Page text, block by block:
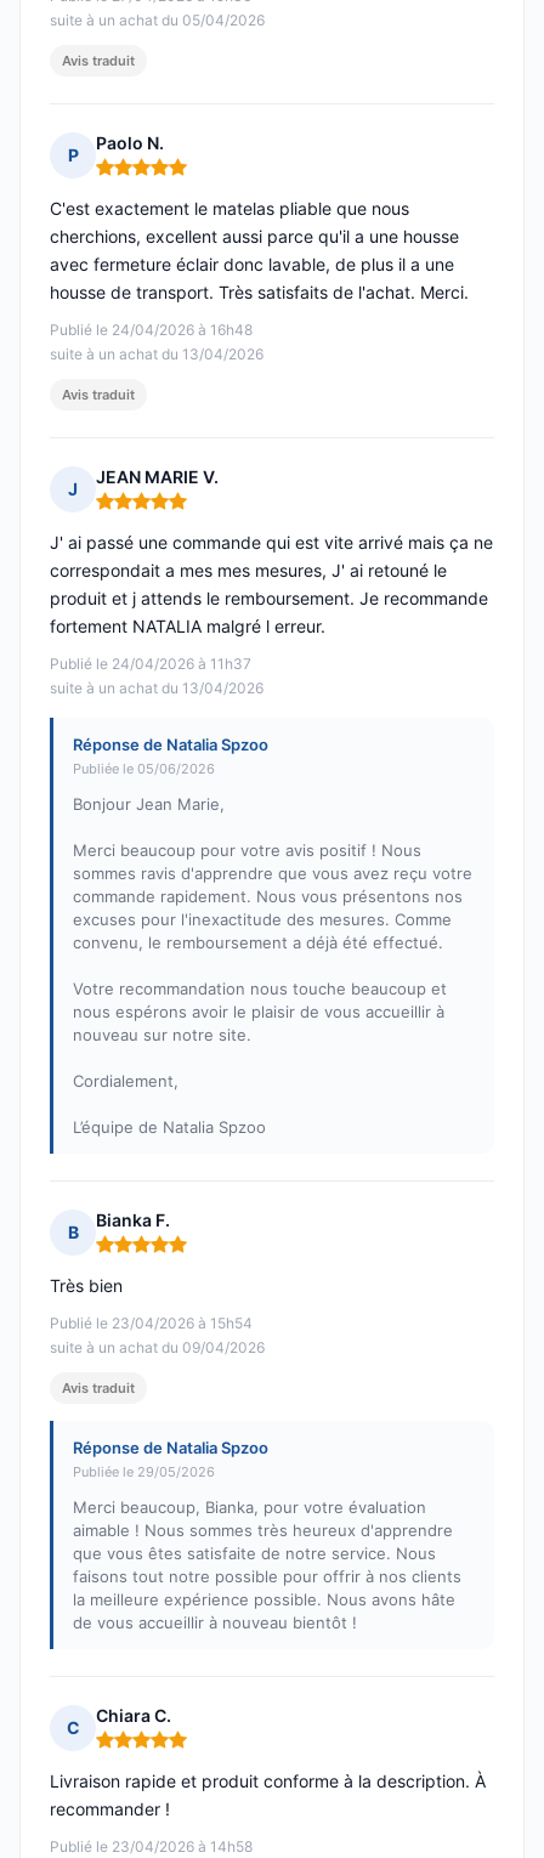
suite à un achat du 05/04/2026
Avis traduit
P
Paolo N.
Note : 5 sur 5
Publié le 24/04/2026 à 16h48
suite à un achat du 13/04/2026
C'est exactement le matelas pliable que nous
cherchions, excellent aussi parce qu'il a une housse
avec fermeture éclair donc lavable, de plus il a une
housse de transport. Très satisfaits de l'achat. Merci.
Avis traduit
J
JEAN MARIE V.
Note : 5 sur 5
Publié le 24/04/2026 à 11h37
suite à un achat du 13/04/2026
J' ai passé une commande qui est vite arrivé mais ça ne
correspondait a mes mes mesures, J' ai retouné le
produit et j attends le remboursement. Je recommande
fortement NATALIA malgré l erreur.
Réponse de Natalia Spzoo
Publiée le 05/06/2026
Bonjour Jean Marie,
Merci beaucoup pour votre avis positif ! Nous
sommes ravis d'apprendre que vous avez reçu votre
commande rapidement. Nous vous présentons nos
excuses pour l'inexactitude des mesures. Comme
convenu, le remboursement a déjà été effectué.
Votre recommandation nous touche beaucoup et
nous espérons avoir le plaisir de vous accueillir à
nouveau sur notre site.
Cordialement,
L’équipe de Natalia Spzoo
B
Bianka F.
Note : 5 sur 5
Publié le 23/04/2026 à 15h54
suite à un achat du 09/04/2026
Très bien
Avis traduit
Réponse de Natalia Spzoo
Publiée le 29/05/2026
Merci beaucoup, Bianka, pour votre évaluation
aimable ! Nous sommes très heureux d'apprendre
que vous êtes satisfaite de notre service. Nous
faisons tout notre possible pour offrir à nos clients
la meilleure expérience possible. Nous avons hâte
de vous accueillir à nouveau bientôt !
C
Chiara C.
Note : 5 sur 5
Publié le 23/04/2026 à 14h58
Livraison rapide et produit conforme à la description. À
recommander !